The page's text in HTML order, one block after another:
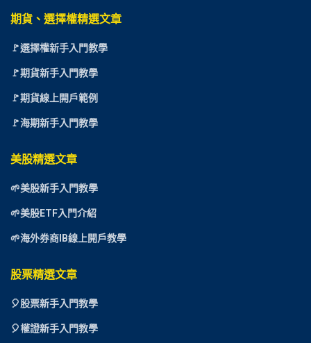
期貨、選擇權精選文章
🚩選擇權新手入門教學
🚩期貨新手入門教學
🚩期貨線上開戶範例
🚩海期新手入門教學
美股精選文章
🌱美股新手入門教學
🌱美股ETF入門介紹
🌱海外券商IB線上開戶教學
股票精選文章
🎈股票新手入門教學
🎈權證新手入門教學